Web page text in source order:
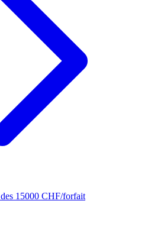
des 15000 CHF/forfait